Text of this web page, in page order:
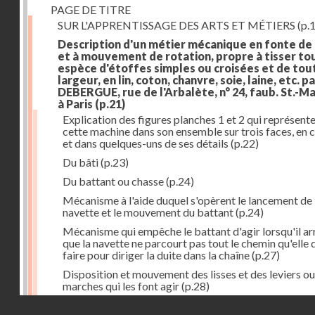
PAGE DE TITRE
SUR L'APPRENTISSAGE DES ARTS ET MÉTIERS
Description d'un métier mécanique en fonte
et à mouvement de rotation, propre à tisser
espèce d'étoffes simples ou croisées et de
largeur, en lin, coton, chanvre, soie, laine, etc.
DEBERGUE, rue de l'Arbalète, n° 24, faub. St.-
à Paris (p.21)
Explication des figures planches 1 et 2 qui
cette machine dans son ensemble sur trois faces, en
et dans quelques-uns de ses détails (p.22)
Du bâti(p.23)
Du battant ou chasse(p.24)
Mécanisme à l'aide duquel s'opèrent le lancement de
navette et le mouvement du battant(p.24)
Mécanisme qui empêche le battant d'agir lorsqu'il
que la navette ne parcourt pas tout le chemin qu'elle
faire pour diriger la duite dans la chaîne(p.27)
Disposition et mouvement des lisses et des leviers ou
marches qui les font agir(p.28)